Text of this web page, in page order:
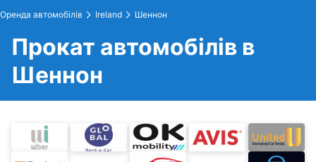
Оренда автомобілів Ireland Шеннон
Прокат автомобілів в
Шеннон